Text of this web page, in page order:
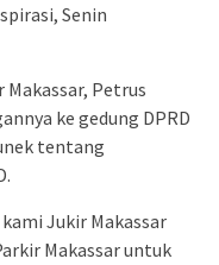
Senin
Petrus
ke gedung DPRD
tentang
Jukir Makassar
Makassar untuk